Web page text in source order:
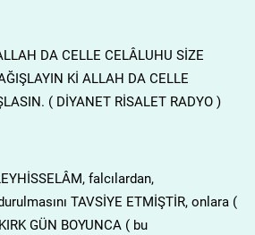
DA CELLE CELÂLUHU SİZE
Kİ ALLAH DA CELLE
( DİYANET RİSALET RADYO )
falcılardan,
TAVSİYE ETMİŞTİR, onlara (
GÜN BOYUNCA ( bu